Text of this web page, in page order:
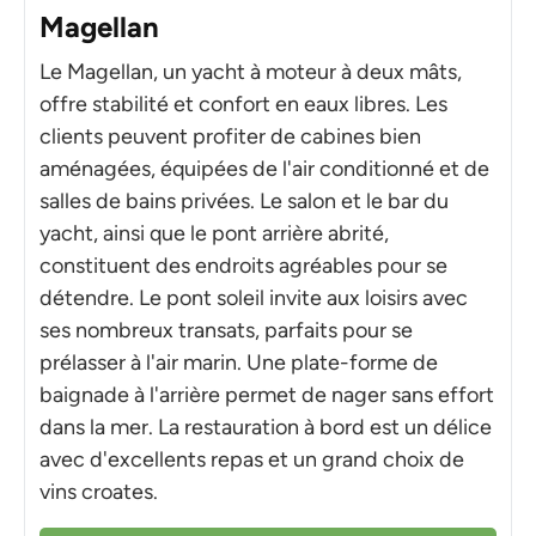
Magellan
Le Magellan, un yacht à moteur à deux mâts,
offre stabilité et confort en eaux libres. Les
clients peuvent profiter de cabines bien
aménagées, équipées de l'air conditionné et de
salles de bains privées. Le salon et le bar du
yacht, ainsi que le pont arrière abrité,
constituent des endroits agréables pour se
détendre. Le pont soleil invite aux loisirs avec
ses nombreux transats, parfaits pour se
prélasser à l'air marin. Une plate-forme de
baignade à l'arrière permet de nager sans effort
dans la mer. La restauration à bord est un délice
avec d'excellents repas et un grand choix de
vins croates.